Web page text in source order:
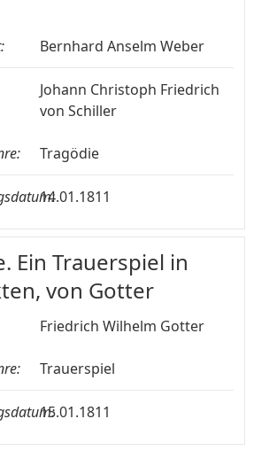
Bernhard Anselm Weber
Johann Christoph Friedrich
von Schiller
Tragödie
14.01.1811
Ein Trauerspiel in
von Gotter
Friedrich Wilhelm Gotter
Trauerspiel
15.01.1811